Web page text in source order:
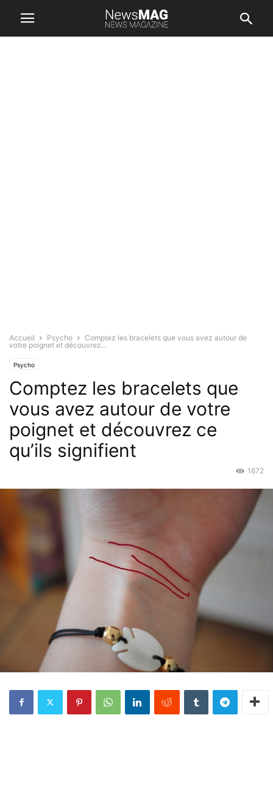
Accueil Psycho
Comptez les bracelets que vous avez autour de
votre poignet et découvrez...
Psycho
Comptez les bracelets que
vous avez autour de votre
poignet et découvrez ce
qu’ils signifient
1672